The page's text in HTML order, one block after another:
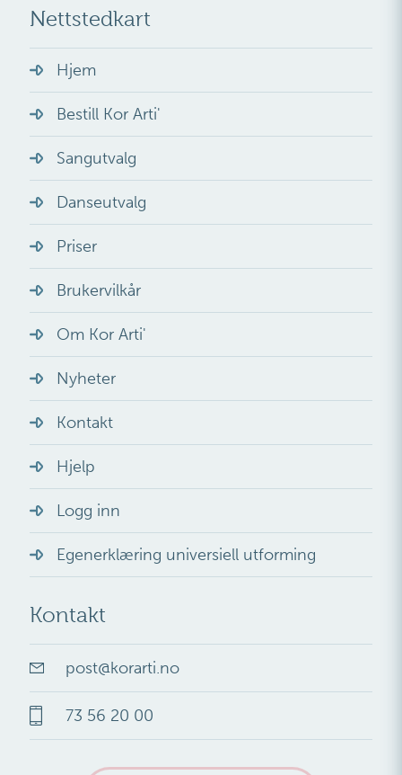
Nettstedkart
Hjem
Bestill Kor Arti'
Sangutvalg
Danseutvalg
Priser
Brukervilkår
Om Kor Arti'
Nyheter
Kontakt
Hjelp
Logg inn
Egenerklæring universiell utforming
Kontakt
post@korarti.no
73 56 20 00